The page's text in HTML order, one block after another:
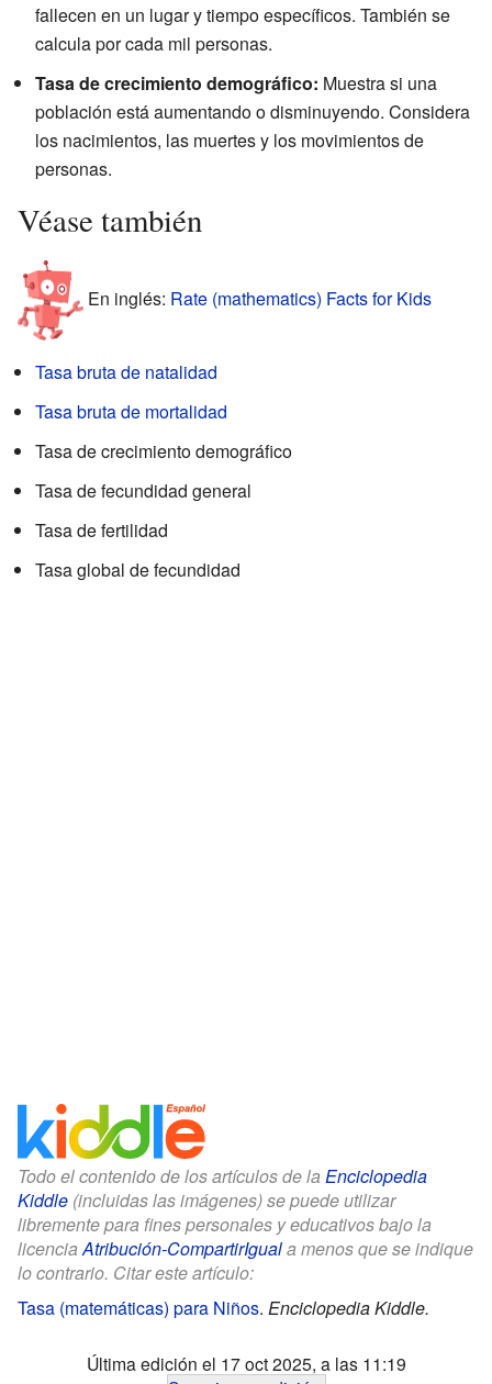
fallecen en un lugar y tiempo específicos. También se
calcula por cada mil personas.
Tasa de crecimiento demográfico: Muestra si una
población está aumentando o disminuyendo. Considera
los nacimientos, las muertes y los movimientos de
personas.
Véase también
En inglés: Rate (mathematics) Facts for Kids
Tasa bruta de natalidad
Tasa bruta de mortalidad
Tasa de crecimiento demográfico
Tasa de fecundidad general
Tasa de fertilidad
Tasa global de fecundidad
Todo el contenido de los artículos de la Enciclopedia
Kiddle (incluidas las imágenes) se puede utilizar
libremente para fines personales y educativos bajo la
licenciaAtribución-CompartirIguala menos que se indique
lo contrario. Citar este artículo:
Tasa (matemáticas) para Niños. Enciclopedia Kiddle.
Última edición el 17 oct 2025, a las 11:19